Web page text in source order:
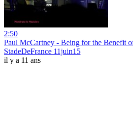
2:50
Paul McCartney - Being for the Benefit
StadeDeFrance 11juin15
il y a 11 ans